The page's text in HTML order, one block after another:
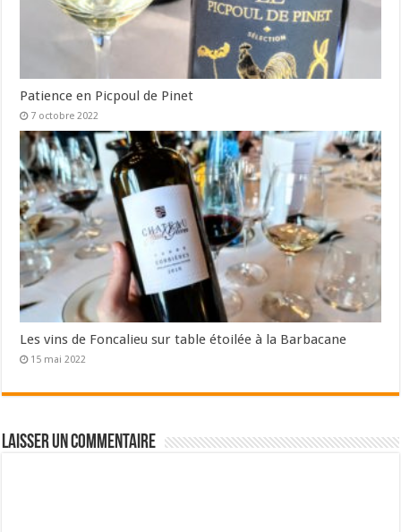
Patience en Picpoul de Pinet
7 octobre 2022
Les vins de Foncalieu sur table étoilée à la Barbacane
15 mai 2022
Laisser un commentaire